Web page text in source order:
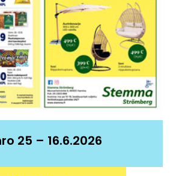
25 – 16.6.2026